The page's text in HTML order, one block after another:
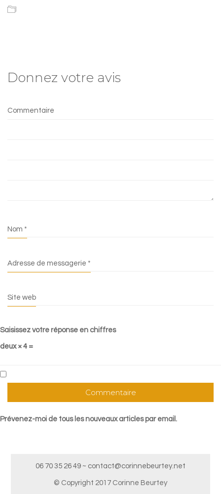
Donnez votre avis
Commentaire
Nom *
Adresse de messagerie *
Site web
Saisissez votre réponse en chiffres
deux × 4 =
Prévenez-moi de tous les nouveaux articles par email.
06 70 35 26 49 ~ contact@corinnebeurtey.net
© Copyright 2017 Corinne Beurtey